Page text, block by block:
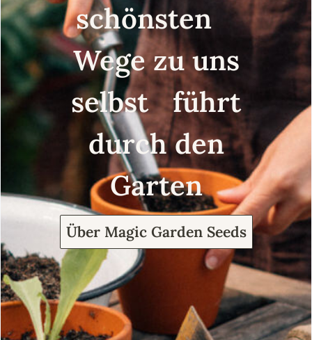
schönsten
Wege zu uns
selbst führt
durch den
Garten
Über Magic Garden Seeds